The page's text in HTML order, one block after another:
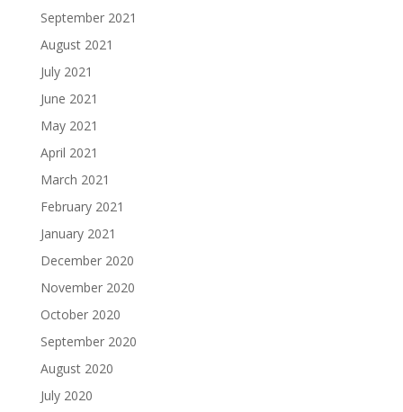
September 2021
August 2021
July 2021
June 2021
May 2021
April 2021
March 2021
February 2021
January 2021
December 2020
November 2020
October 2020
September 2020
August 2020
July 2020